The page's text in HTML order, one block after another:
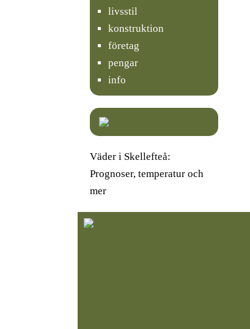
livsstil
konstruktion
företag
pengar
info
Väder i Skellefteå:
Prognoser, temperatur och
mer